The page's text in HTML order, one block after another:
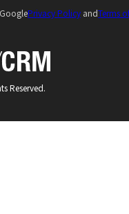
Reserved.
Privacy Policy andTerms